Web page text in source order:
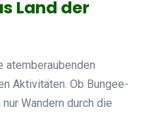
Land der
atemberaubenden
Aktivitäten. Ob Bungee-
Wandern durch die